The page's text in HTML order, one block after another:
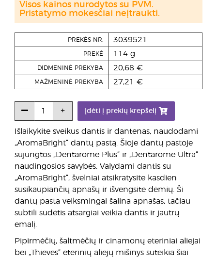
Išlaikykite sveikus dantis ir dantenas, naudodami
„AromaBright“ dantų pastą. Šioje dantų pastoje
sujungtos „Dentarome Plus“ ir „Dentarome Ultra“
naudingosios savybės. Valydami dantis su
„AromaBright“, švelniai atsikratysite kasdien
susikaupiančių apnašų ir išvengsite dėmių. Ši
dantų pasta veiksmingai šalina apnašas, tačiau
subtili sudėtis atsargiai veikia dantis ir jautrų
emalį.
Pipirmėčių, šaltmėčių ir cinamonų eteriniai aliejai
bei „Thieves“ eterinių aliejų mišinys suteikia šiai
PREKĖS NR. 3039521
PREKĖ 114 g
DIDMENINĖ PREKYBA 20,68 €
MAŽMENINĖ PREKYBA 27,21 €
Įdėti į prekių krepšelį
Visos kainos nurodytos su PVM.
Pristatymo mokesčiai neįtraukti.